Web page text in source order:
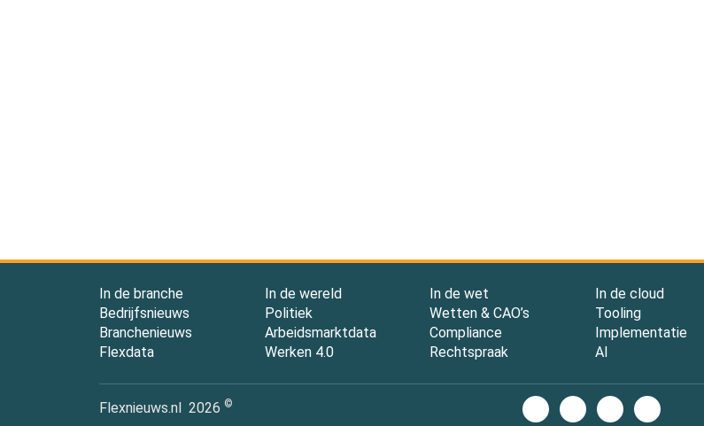
In de branche
Bedrijfsnieuws
Branchenieuws
Flexdata
In de wereld
Politiek
Arbeidsmarktdata
Werken 4.0
In de wet
Wetten & CAO’s
Compliance
Rechtspraak
In de cloud
Tooling
Implementatie
AI
Flexnieuws.nl 2026 ©